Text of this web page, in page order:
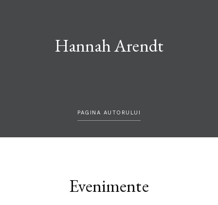
Hannah Arendt
PAGINA AUTORULUI
Evenimente